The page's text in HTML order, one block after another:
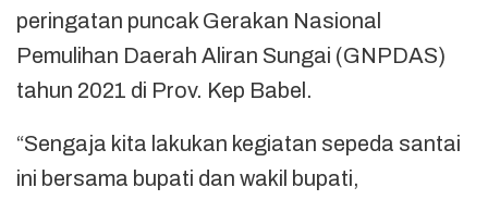
peringatan puncak Gerakan Nasional
Pemulihan Daerah Aliran Sungai (GNPDAS)
tahun 2021 di Prov. Kep Babel.
“Sengaja kita lakukan kegiatan sepeda santai
ini bersama bupati dan wakil bupati,